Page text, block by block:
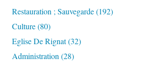
Restauration ; Sauvegarde(192)
Culture(80)
Eglise De Rignat(32)
Administration (28)